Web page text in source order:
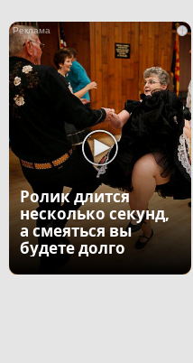
i
Ролик длится
несколько секунд,
а смеяться вы
будете долго